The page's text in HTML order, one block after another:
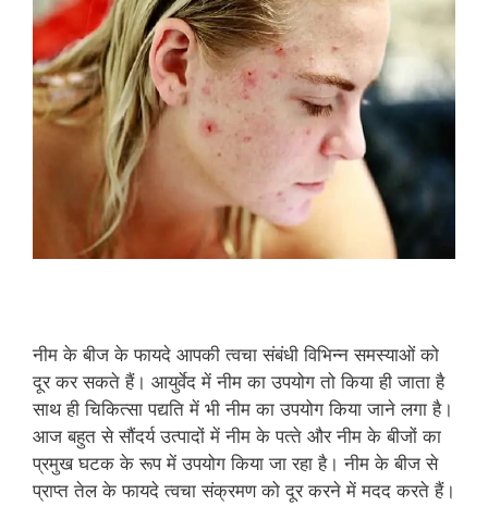
नीम के बीज के फायदे आपकी त्‍वचा संबंधी विभिन्‍न समस्‍याओं को
दूर कर सकते हैं। आयुर्वेद में नीम का उपयोग तो किया ही जाता है
साथ ही चिकित्‍सा पद्यति में भी नीम का उपयोग किया जाने लगा है।
आज बहुत से सौंदर्य उत्‍पादों में नीम के पत्‍ते और नीम के बीजों का
प्रमुख घटक के रूप में उपयोग किया जा रहा है। नीम के बीज से
प्राप्‍त तेल के फायदे त्‍वचा संक्रमण को दूर करने में मदद करते हैं।